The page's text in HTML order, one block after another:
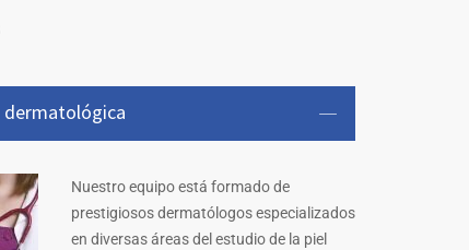
dermatológica
Nuestro equipo está formado de
prestigiosos dermatólogos especializados
en diversas áreas del estudio de la piel